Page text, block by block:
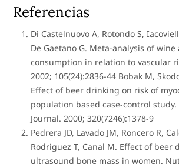
Referencias
Di Castelnuovo A, Rotondo S,
De Gaetano G. Meta-analysis of
consumption in relation to vascular
2002; 105(24):2836-44 Bobak M,
Effect of beer drinking on risk of
population based case-control
Journal. 2000; 320(7246):1378-9
Pedrera JD, Lavado JM, Roncero R,
Rodriguez T, Canal M. Effect of beer
ultrasound bone mass in women.